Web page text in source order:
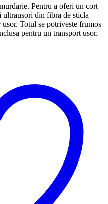
Pentru a oferi un cort
ultrausori din fibra de sticla
Totul se potriveste frumos
pentru un transport usor.